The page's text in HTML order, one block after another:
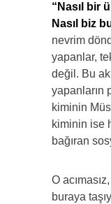
“Nasıl bir
Nasıl biz
nevrim
yapanlar,
değil. Bu
yapanların
kiminin
kiminin ise
bağıran
O
buraya